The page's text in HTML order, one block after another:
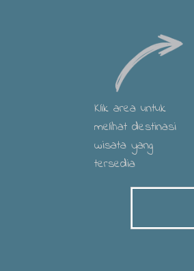
Klik area untuk
melihat destinasi
wisata yang
tersedia